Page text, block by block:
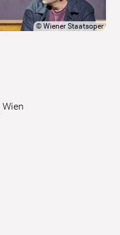
©Wiener Staatsoper
Wien